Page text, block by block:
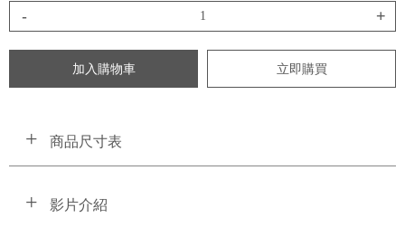
- +
加入購物車 立即購買
商品尺寸表
影片介紹